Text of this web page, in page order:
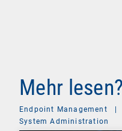
Mehr lesen?
Endpoint Management
|
System Administration